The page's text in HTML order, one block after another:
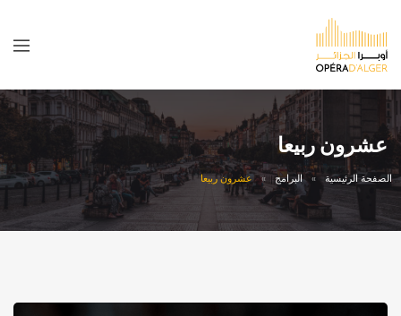
عشرون ربيعا
الصفحة الرئيسية البرامج عشرون ربيعا